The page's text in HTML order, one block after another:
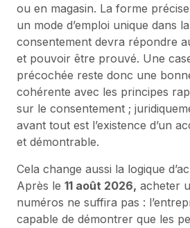
ou en magasin. La forme
un mode d’emploi unique dans
consentement devra répondre
et pouvoir être prouvé. Une
précochée reste donc une
cohérente avec les principes
sur le consentement ;
avant tout est l’existence d’un
et démontrable.
Cela change aussi la logique
Après le 11 août 2026, acheter
numéros ne suffira pas :
capable de démontrer que les